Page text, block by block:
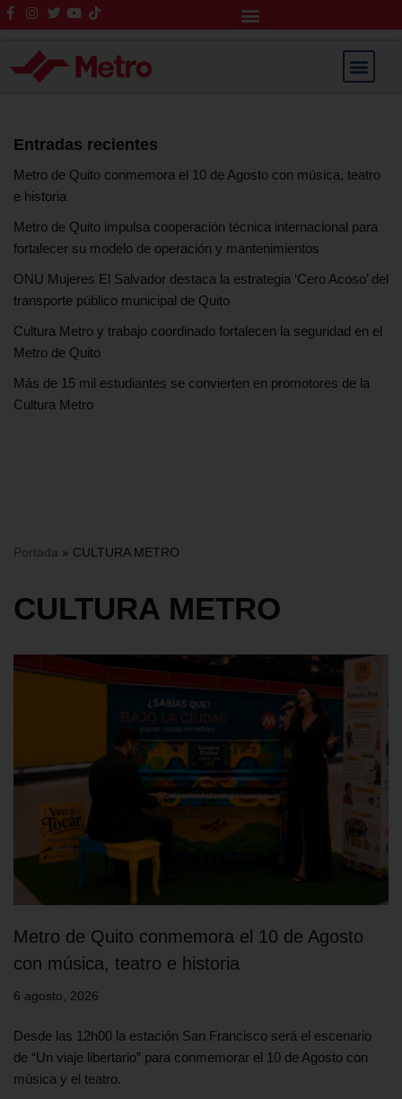
Saltar
al
Entradas recientes
Metro de Quito conmemora el 10 de Agosto con música, teatro
e historia
Metro de Quito impulsa cooperación técnica internacional para
fortalecer su modelo de operación y mantenimientos
ONU Mujeres El Salvador destaca la estrategia ‘Cero Acoso’ del
transporte público municipal de Quito
Cultura Metro y trabajo coordinado fortalecen la seguridad en el
Metro de Quito
Más de 15 mil estudiantes se convierten en promotores de la
Cultura Metro
Portada » CULTURA METRO
CULTURA METRO
Metro de Quito conmemora el 10 de Agosto
con música, teatro e historia
6 agosto, 2026
Desde las 12h00 la estación San Francisco será el escenario
de “Un viaje libertario” para conmemorar el 10 de Agosto con
música y el teatro.